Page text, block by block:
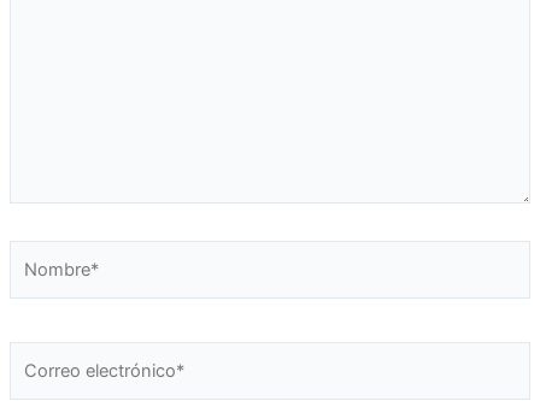
electrónico*